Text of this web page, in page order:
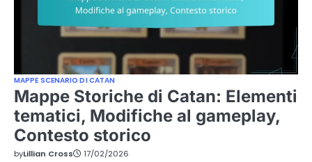
MAPPE SCENARIO DI CATAN
Mappe Storiche di Catan: Elementi
tematici, Modifiche al gameplay,
Contesto storico
byLillian Cross 17/02/2026